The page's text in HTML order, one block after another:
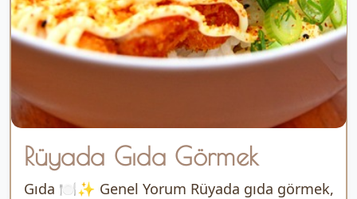
Rüyada Gıda Görmek
Gıda 🍽️✨ Genel Yorum Rüyada gıda görmek,